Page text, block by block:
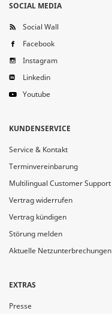
SOCIAL MEDIA
Social Wall
Facebook
Instagram
Linkedin
Youtube
KUNDENSERVICE
Service & Kontakt
Terminvereinbarung
Multilingual Customer Support
Vertrag widerrufen
Vertrag kündigen
Störung melden
Aktuelle Netzunterbrechungen
EXTRAS
Presse